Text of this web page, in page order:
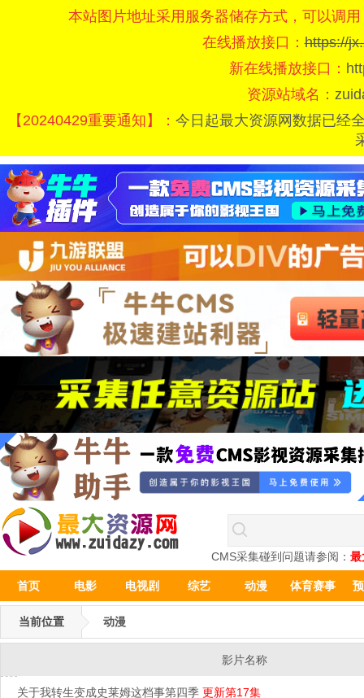
本站图片地址采用服务器储存方式，可以调
在线播放接口：https://
新在线播放接口：
资源站域名：
【20240429重要通知】： 今日起最大资源网数据已经
CMS采集碰到问题请参阅： 最
首页 电影 电视剧 综艺 动漫 体育赛事
当前位置 动漫
影片名称
关于我转生变成史莱姆这档事第四季 更新第17集